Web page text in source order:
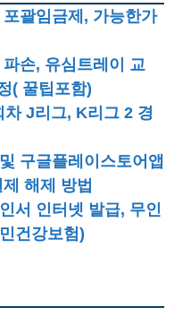
괄임금제, 가능한가
손, 유심트레이 교
( 꿀팁포함)
J리그, K리그 2 경
구글플레이스토어앱
해제 방법
서 인터넷 발급, 무인
건강보험)